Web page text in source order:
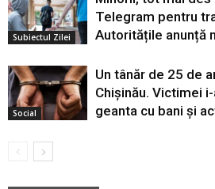
Subiectul Zilei
Telegram pentru
Autoritățile anunță
Social
Un tânăr de 25 de
Chișinău. Victimei
geanta cu bani și